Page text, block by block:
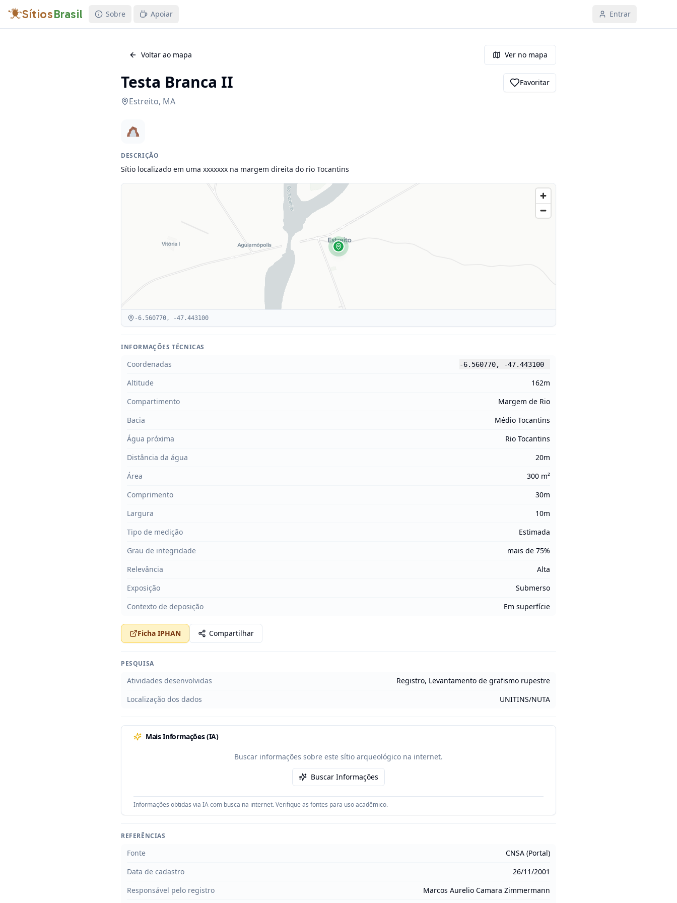
SítiosBrasil Sobre Apoiar Entrar
Voltar ao mapa Ver no mapa
Testa Branca II
Estreito, MA
Favoritar
DESCRIÇÃO
Sítio localizado em uma xxxxxxx na margem direita do rio Tocantins
-6.560770, -47.443100
INFORMAÇÕES TÉCNICAS
Coordenadas -6.560770, -47.443100
Altitude
162m
Compartimento
Margem de Rio
Bacia
Médio Tocantins
Água próxima
Rio Tocantins
Distância da água
20m
Área
300 m²
Comprimento
30m
Largura
10m
Tipo de medição
Estimada
Grau de integridade
mais de 75%
Relevância
Alta
Exposição
Submerso
Contexto de deposição
Em superfície
Ficha IPHAN Compartilhar
PESQUISA
Atividades desenvolvidas
Registro, Levantamento de grafismo rupestre
Localização dos dados
UNITINS/NUTA
Mais Informações (IA)
Buscar informações sobre este sítio arqueológico na internet.
Buscar Informações
Informações obtidas via IA com busca na internet. Verifique as fontes para uso acadêmico.
REFERÊNCIAS
Fonte
CNSA (Portal)
Data de cadastro
26/11/2001
Responsável pelo registro
Marcos Aurelio Camara Zimmermann